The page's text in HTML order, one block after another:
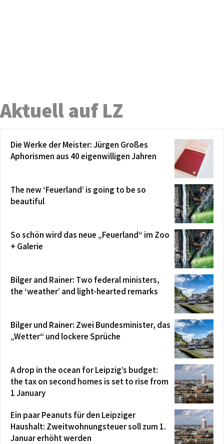
Aktuell auf LZ
Die Werke der Meister: Jürgen Großes
Aphorismen aus 40 eigenwilligen Jahren
The new ‘Feuerland’ is going to be so
beautiful
So schön wird das neue „Feuerland“ im Zoo
+ Galerie
Bilger and Rainer: Two federal ministers,
the ‘weather’ and light-hearted remarks
Bilger und Rainer: Zwei Bundesminister, das
„Wetter“ und lockere Sprüche
A drop in the ocean for Leipzig’s budget:
the tax on second homes is set to rise from
1 January
Ein paar Peanuts für den Leipziger
Haushalt: Zweitwohnungsteuer soll zum 1.
Januar erhöht werden